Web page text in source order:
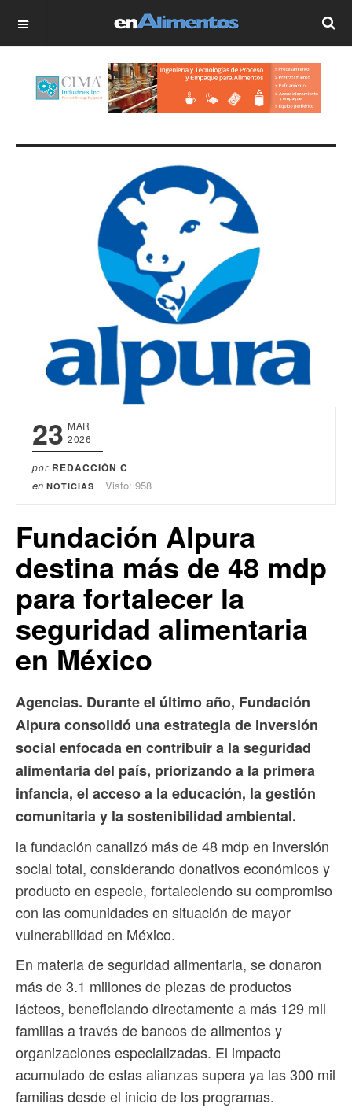
OFF CANVAS
23 MAR
2026
por REDACCIÓN C
en NOTICIAS Visto: 958
Fundación Alpura
destina más de 48 mdp
para fortalecer la
seguridad alimentaria
en México
Agencias. Durante el último año, Fundación
Alpura consolidó una estrategia de inversión
social enfocada en contribuir a la seguridad
alimentaria del país, priorizando a la primera
infancia, el acceso a la educación, la gestión
comunitaria y la sostenibilidad ambiental.
la fundación canalizó más de 48 mdp en inversión
social total, considerando donativos económicos y
producto en especie, fortaleciendo su compromiso
con las comunidades en situación de mayor
vulnerabilidad en México.
En materia de seguridad alimentaria, se donaron
más de 3.1 millones de piezas de productos
lácteos, beneficiando directamente a más 129 mil
familias a través de bancos de alimentos y
organizaciones especializadas. El impacto
acumulado de estas alianzas supera ya las 300 mil
familias desde el inicio de los programas.